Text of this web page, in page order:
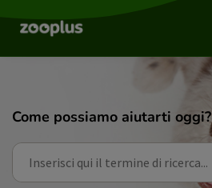
Come possiamo aiutarti oggi?